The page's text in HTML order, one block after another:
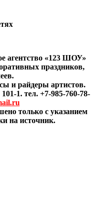
агентство «123 ШОУ»
праздников,
и райдеры артистов.
1. тел. +7-985-760-78-
только с указанием
на источник.